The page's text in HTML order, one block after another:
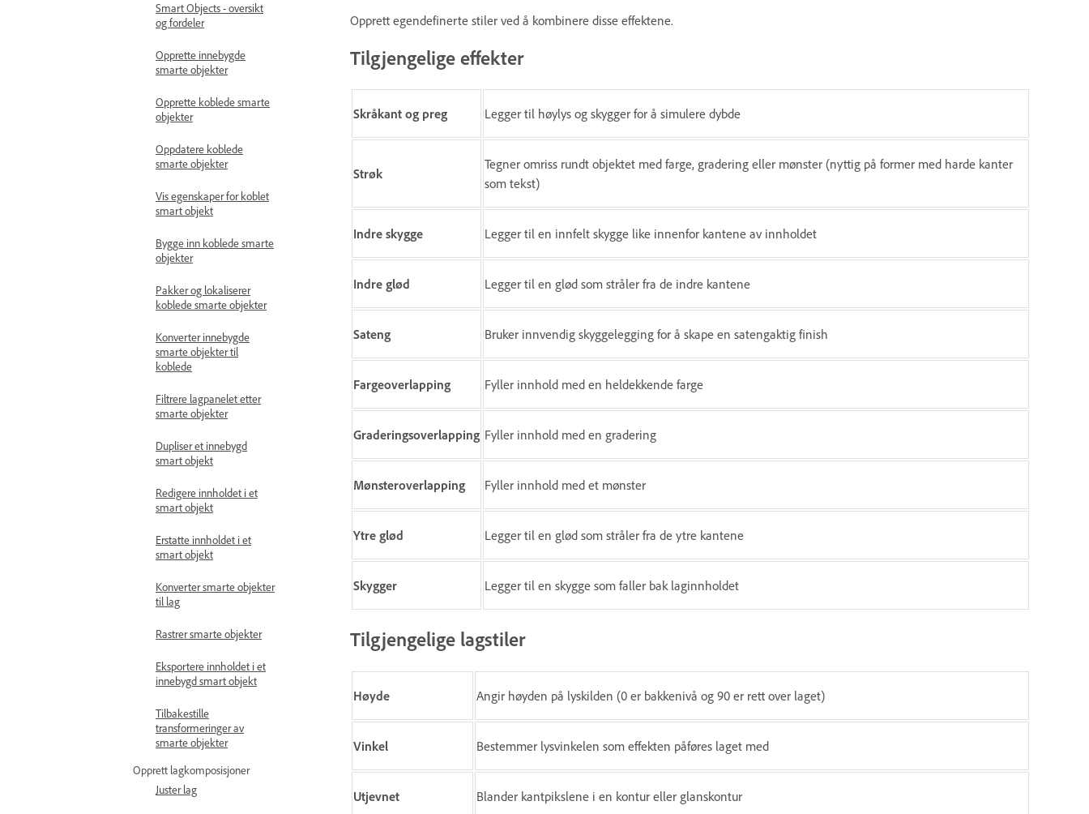
Smart Objects - oversikt
og fordeler
Opprette innebygde
smarte objekter
Opprette koblede smarte
objekter
Oppdatere koblede
smarte objekter
Vis egenskaper for koblet
smart objekt
Bygge inn koblede smarte
objekter
Pakker og lokaliserer
koblede smarte objekter
Konverter innebygde
smarte objekter til
koblede
Filtrere lagpanelet etter
smarte objekter
Dupliser et innebygd
smart objekt
Redigere innholdet i et
smart objekt
Erstatte innholdet i et
smart objekt
Konverter smarte objekter
til lag
Rastrer smarte objekter
Eksportere innholdet i et
innebygd smart objekt
Tilbakestille
transformeringer av
smarte objekter
Opprett lagkomposisjoner
Juster lag
Opprett egendefinerte stiler ved å kombinere disse effektene.
Tilgjengelige effekter
Skråkant og preg Legger til høylys og skygger for å simulere dybde
Strøk
Tegner omriss rundt objektet med farge, gradering eller mønster (nyttig på former med harde kanter
som tekst)
Indre skygge Legger til en innfelt skygge like innenfor kantene av innholdet
Indre glød Legger til en glød som stråler fra de indre kantene
Sateng Bruker innvendig skyggelegging for å skape en satengaktig finish
Fargeoverlapping Fyller innhold med en heldekkende farge
Graderingsoverlapping Fyller innhold med en gradering
Mønsteroverlapping Fyller innhold med et mønster
Ytre glød Legger til en glød som stråler fra de ytre kantene
Skygger Legger til en skygge som faller bak laginnholdet
Tilgjengelige lagstiler
Høyde Angir høyden på lyskilden (0 er bakkenivå og 90 er rett over laget)
Vinkel Bestemmer lysvinkelen som effekten påføres laget med
Utjevnet Blander kantpikslene i en kontur eller glanskontur